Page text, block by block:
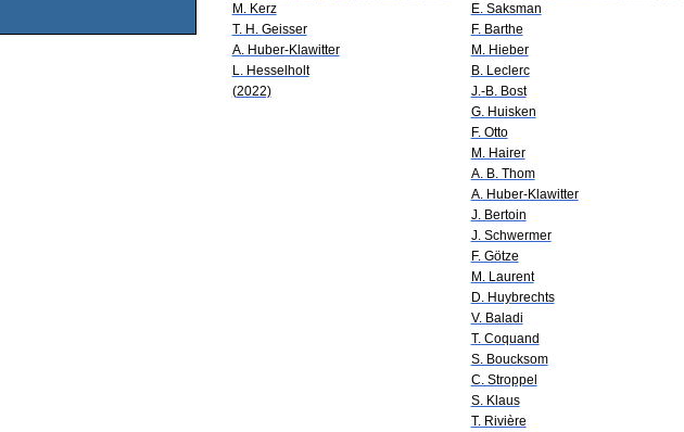
M. Kerz
T. H. Geisser
A. Huber-Klawitter
L. Hesselholt
(2022)
E. Saksman
F. Barthe
M. Hieber
B. Leclerc
J.-B. Bost
G. Huisken
F. Otto
M. Hairer
A. B. Thom
A. Huber-Klawitter
J. Bertoin
J. Schwermer
F. Götze
M. Laurent
D. Huybrechts
V. Baladi
T. Coquand
S. Boucksom
C. Stroppel
S. Klaus
T. Rivière